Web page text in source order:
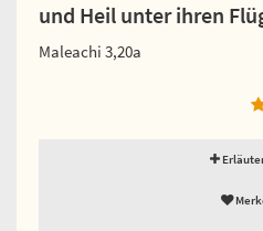
und Heil unter ihren
Maleachi 3,20a